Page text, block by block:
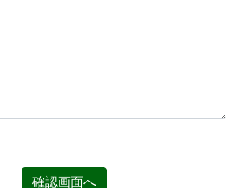
確認画面へ